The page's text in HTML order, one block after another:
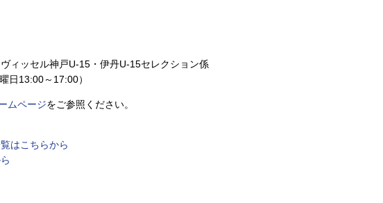
ィッセル神戸U-15・伊丹U-15セレクション係
日13:00～17:00）
ムページをご参照ください。
はこちらから